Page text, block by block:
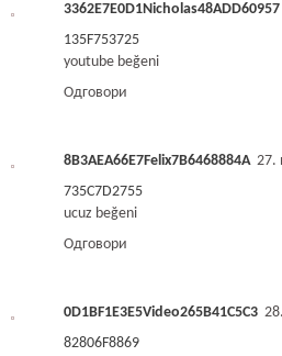
3362E7E0D1Nicholas48ADD60957
135F753725
youtube beğeni
Одговори
8B3AEA66E7Felix7B6468884A 27.
735C7D2755
ucuz beğeni
Одговори
0D1BF1E3E5Video265B41C5C3
82806F8869